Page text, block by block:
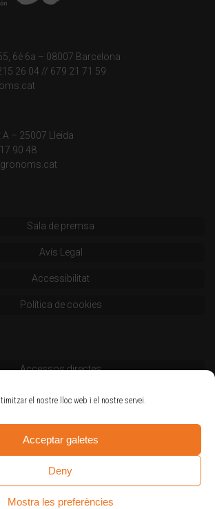
el nostre lloc web i el nostre servei.
Acceptar galetes
Deny
Mostra les preferències
6è 6a – 08007 Barcelona
26 04 // 679 21 71 59
– 25007 Lleida
90 48
Sala de premsa
Avís Legal
Accessibilitat
Política de cookies
Accessos directes
Codi deontològic
Logotips oficials